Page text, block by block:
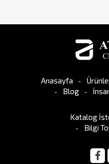
Anasayfa
Blog
Katalog
Bilgi